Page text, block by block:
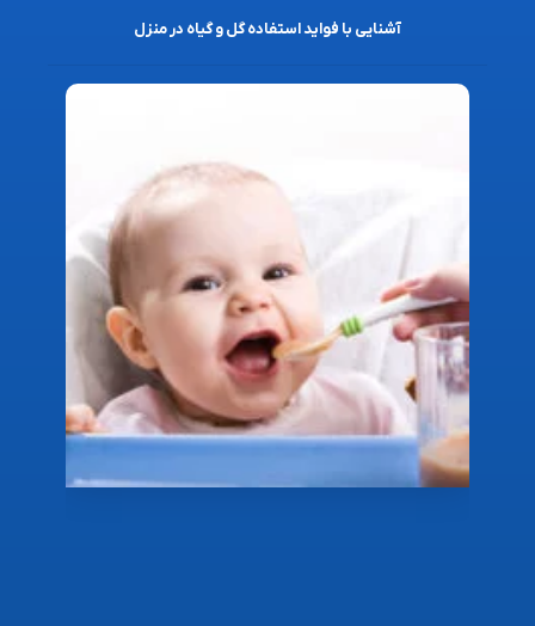
آشنایی با فواید استفاده گل و گیاه در منزل